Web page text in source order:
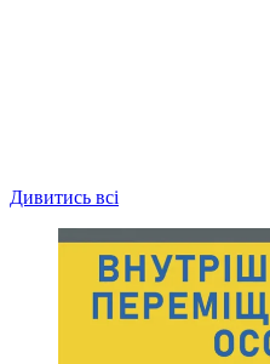
Дивитись всі